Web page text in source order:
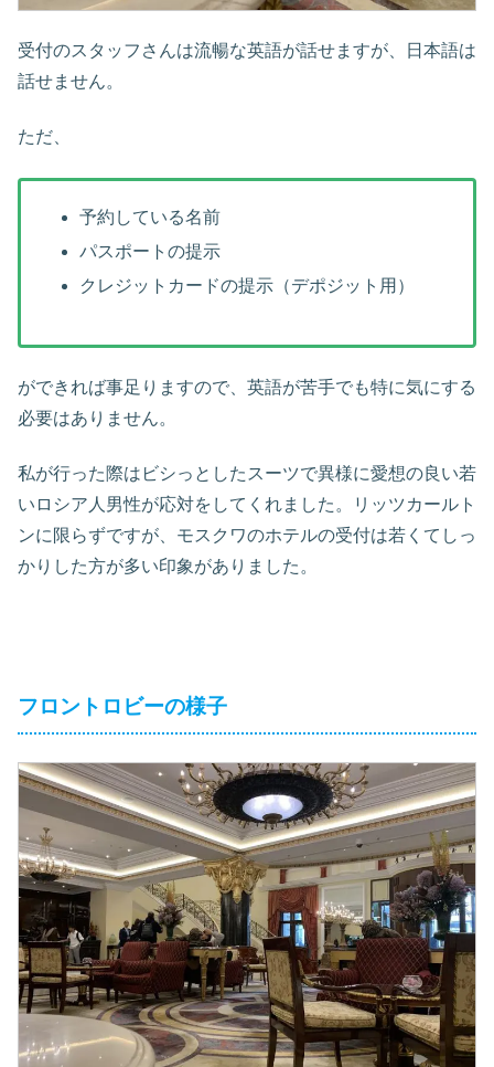
受付のスタッフさんは流暢な英語が話せますが、日本語は
話せません。
ただ、
予約している名前
パスポートの提示
クレジットカードの提示（デポジット用）
ができれば事足りますので、英語が苦手でも特に気にする
必要はありません。
私が行った際はビシっとしたスーツで異様に愛想の良い若
いロシア人男性が応対をしてくれました。リッツカールト
ンに限らずですが、モスクワのホテルの受付は若くてしっ
かりした方が多い印象がありました。
フロントロビーの様子